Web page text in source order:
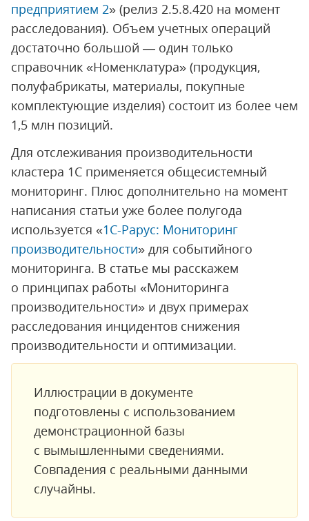
предприятием 2» (релиз 2.5.8.420 на момент
расследования). Объем учетных операций
достаточно большой — один только
справочник «Номенклатура» (продукция,
полуфабрикаты, материалы, покупные
комплектующие изделия) состоит из более чем
1,5 млн позиций.
Для отслеживания производительности
кластера 1С применяется общесистемный
мониторинг. Плюс дополнительно на момент
написания статьи уже более полугода
используется «1С-Рарус: Мониторинг
производительности» для событийного
мониторинга. В статье мы расскажем
о принципах работы «Мониторинга
производительности» и двух примерах
расследования инцидентов снижения
производительности и оптимизации.
Иллюстрации в документе
подготовлены с использованием
демонстрационной базы
с вымышленными сведениями.
Совпадения с реальными данными
случайны.